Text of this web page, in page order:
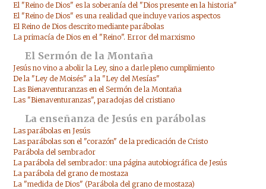
El "Reino de Dios" es la soberanía del "Dios presente en la historia"
El "Reino de Dios" es una realidad que incluye varios aspectos
El Reino de Dios descrito mediante parábolas
La primacía de Dios en el "Reino". Error del marxismo
El Sermón de la Montaña
Jesús no vino a abolir la Ley, sino a darle pleno cumplimiento
De la "Ley de Moisés" a la "Ley del Mesías"
Las Bienaventuranzas en el Sermón de la Montaña
Las "Bienaventuranzas", paradojas del cristiano
La enseñanza de Jesús en parábolas
Las parábolas en Jesús
Las parábolas son el "corazón" de la predicación de Cristo
Parábola del sembrador
La parábola del sembrador: una página autobiográfica de Jesús
La parábola del grano de mostaza
La "medida de Dios" (Parábola del grano de mostaza)